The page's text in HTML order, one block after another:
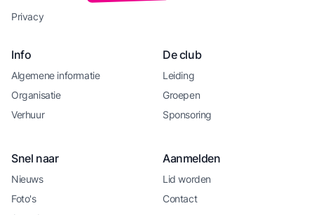
Privacy
Info
Algemene informatie
Organisatie
Verhuur
De club
Leiding
Groepen
Sponsoring
Snel naar
Nieuws
Foto's
Aanmelden
Lid worden
Contact